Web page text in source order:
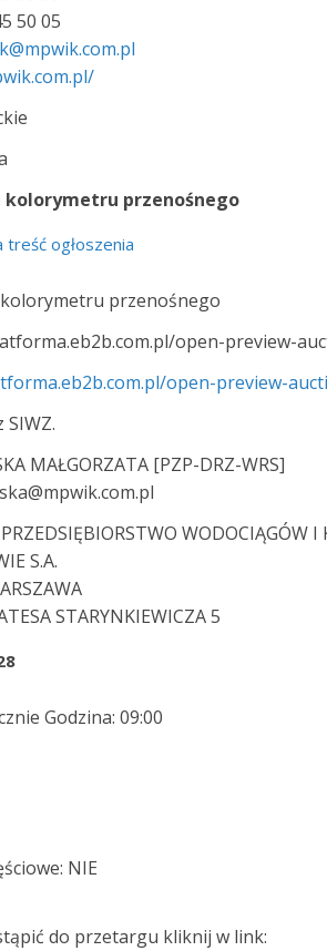
50 05
kolorymetru przenośnego
treść ogłoszenia
przenośnego
open-preview-
open-preview-
SIWZ.
MAŁGORZATA [PZP-DRZ-WRS]
WODOCIĄGÓW I
S.A.
STARYNKIEWICZA 5
Godzina: 09:00
NIE
do przetargu kliknij w link: